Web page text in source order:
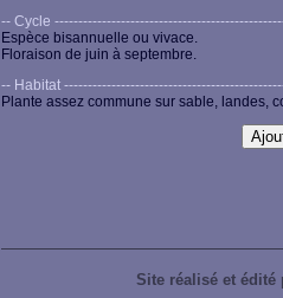
-- Cycle
Espèce bisannuelle ou vivace.
Floraison de juin à septembre.
-- Habitat
Plante assez commune sur sable, landes,
Site réalisé et édité